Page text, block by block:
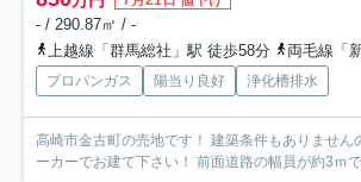
- / 290.87㎡ / -
上越線「群馬総社」駅 徒歩58分
両毛線「
プロパンガス 陽当り良好 浄化槽排水
高崎市金古町の売地です！ 建築条件もありませんのでお好きなハウスメ
ーカーでお建て下さい！ 前面道路の幅員が約3